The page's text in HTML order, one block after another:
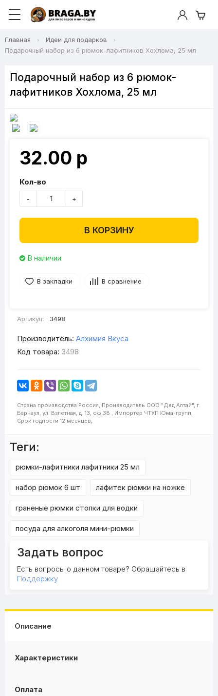
Главная
Идеи для подарков
Подарочный набор из 6 рюмок-лафитников Хохлома, 25 мл
Подарочный набор из 6 рюмок-
лафитников Хохлома, 25 мл
32.00 р
Кол-во
- +
В КОРЗИНУ
В наличии
В закладки В сравнение
Артикул: 3498
Производитель: Алхимия Вкуса
Код товара: 3498
Страна производства Россия, Производитель ООО "Дед Алтай", г.
Барнаул, ул. Взлетная, д. 13, оф.38 , Импортер ЧТУП Юма-групп,
Срок годности 12 месяцев,
Теги:
рюмки-лафитники лафитники 25 мл
набор рюмок 6 шт лафитек рюмки на ножке
граненые рюмки стопки для водки
посуда для алкоголя мини-рюмки
Задать вопрос
Есть вопросы о данном товаре? Обращайтесь в
Поддержку
Описание
Характеристики
Оплата